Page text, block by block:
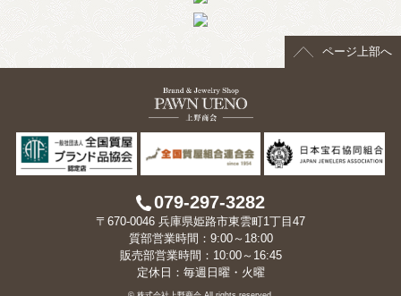
ページ上部へ
079-297-3282
〒670-0046 兵庫県姫路市東雲町1丁目47
質部営業時間：9:00～18:00
販売部営業時間：10:00～16:45
定休日：毎週日曜・火曜